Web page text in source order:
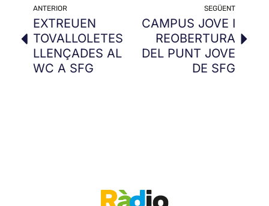
ANTERIOR
EXTREUEN
TOVALLOLETES
LLENÇADES AL
WC A SFG
SEGÜENT
CAMPUS JOVE I
REOBERTURA
DEL PUNT JOVE
DE SFG